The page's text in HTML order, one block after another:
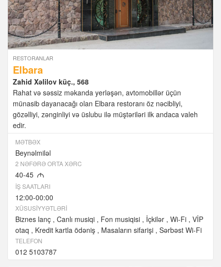
RESTORANLAR
Elbara
Zahid Xəlilov küç., 568
Rahat və səssiz məkanda yerləşən, avtomobillər üçün
münasib dayanacağı olan Elbara restoranı öz nəcibliyi,
gözəlliyi, zənginliyi və üslubu ilə müştəriləri ilk andaca valeh
edir.
MƏTBƏX
Beynəlmiləl
2 NƏFƏRƏ ORTA XƏRC
40-45 M
İŞ SAATLARI
12:00-00:00
XÜSUSIYYƏTLƏRI
Biznes lanç Canlı musiqi Fon musiqisi İçkilər Wi-Fi VİP
otaq
Kredit kartla ödəniş Masaların sifarişi Sərbəst Wi-Fi
TELEFON
012 5103787